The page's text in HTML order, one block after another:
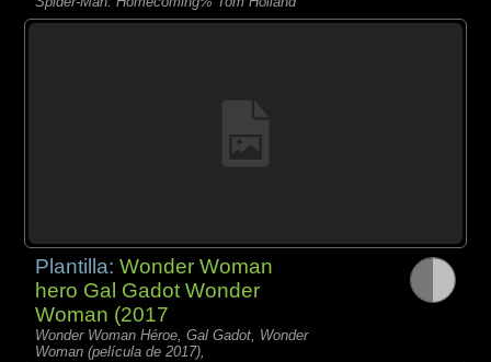
Plantilla:Wonder Woman
hero Gal Gadot Wonder
Woman (2017
Wonder Woman Héroe, Gal Gadot, Wonder
Woman (película de 2017),